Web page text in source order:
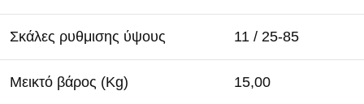
Σκάλες ρυθμισης ύψους 11 / 25-85
Μεικτό βάρος (Kg) 15,00